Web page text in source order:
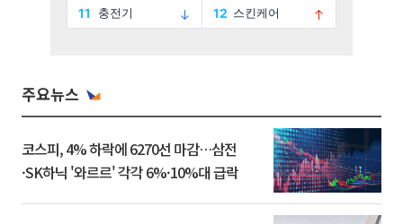
주요뉴스
코스피, 4% 하락에 6270선 마감…삼전
·SK하닉 '와르르' 각각 6%·10%대 급락